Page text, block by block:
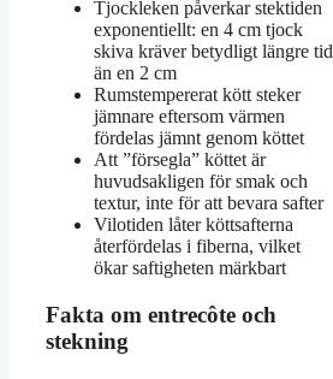
Tjockleken påverkar stektiden
exponentiellt: en 4 cm tjock
skiva kräver betydligt längre tid
än en 2 cm
Rumstempererat kött steker
jämnare eftersom värmen
fördelas jämnt genom köttet
Att ”försegla” köttet är
huvudsakligen för smak och
textur, inte för att bevara safter
Vilotiden låter köttsafterna
återfördelas i fiberna, vilket
ökar saftigheten märkbart
Fakta om entrecôte och
stekning